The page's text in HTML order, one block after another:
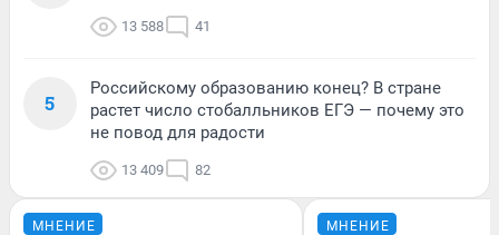
13 588 41
5
Российскому образованию конец? В стране
растет число стобалльников ЕГЭ — почему это
не повод для радости
13 409 82
МНЕНИЕ МНЕНИЕ